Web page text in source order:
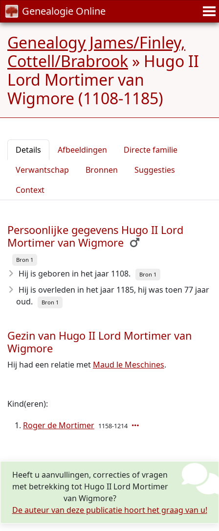
Genealogie Online
Genealogy James/Finley,
Cottell/Brabrook » Hugo II
Lord Mortimer van
Wigmore (1108-1185)
Details Afbeeldingen
Directe familie
Verwantschap
Bronnen
Suggesties
Context
Persoonlijke gegevens Hugo II Lord
Mortimer van Wigmore
Bron 1
Hij is geboren in het jaar 1108. Bron 1
Hij is overleden in het jaar 1185, hij was toen 77 jaar
oud.
Bron 1
Gezin van Hugo II Lord Mortimer van
Wigmore
Hij had een relatie met Maud le Meschines.
Kind(eren):
Roger de Mortimer 1158-1214
Heeft u aanvullingen, correcties of vragen
met betrekking tot Hugo II Lord Mortimer
van Wigmore?
De auteur van deze publicatie hoort het graag van u!